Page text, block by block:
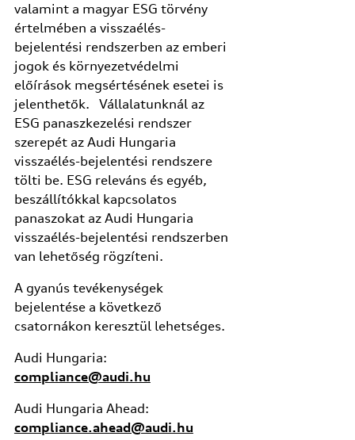
valamint a magyar ESG törvény
értelmében a visszaélés-
bejelentési rendszerben az emberi
jogok és környezetvédelmi
előírások megsértésének esetei is
jelenthetők. Vállalatunknál az
ESG panaszkezelési rendszer
szerepét az Audi Hungaria
visszaélés-bejelentési rendszere
tölti be. ESG releváns és egyéb,
beszállítókkal kapcsolatos
panaszokat az Audi Hungaria
visszaélés-bejelentési rendszerben
van lehetőség rögzíteni.
A gyanús tevékenységek
bejelentése a következő
csatornákon keresztül lehetséges.
Audi Hungaria:
compliance@audi.hu
Audi Hungaria Ahead:
compliance.ahead@audi.hu